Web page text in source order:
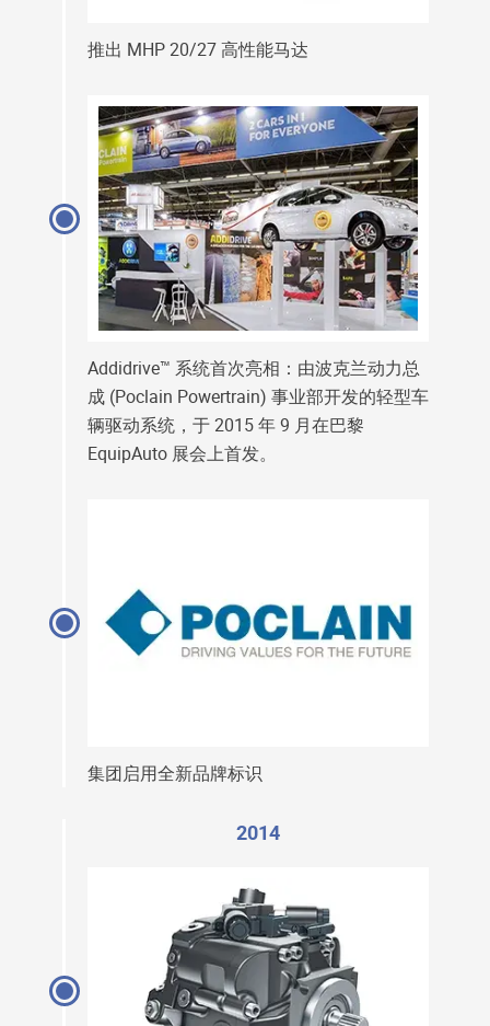
推出 MHP 20/27 高性能马达
Addidrive™ 系统首次亮相：由波克兰动力总
成 (Poclain Powertrain) 事业部开发的轻型车
辆驱动系统，于 2015 年 9 月在巴黎
EquipAuto 展会上首发。
集团启用全新品牌标识
2014